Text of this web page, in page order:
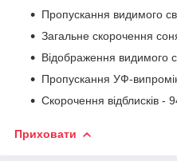
Пропускання видимого
Загальне скорочення
Відображення видимого
Пропускання УФ-
Скорочення відблисків -
Приховати